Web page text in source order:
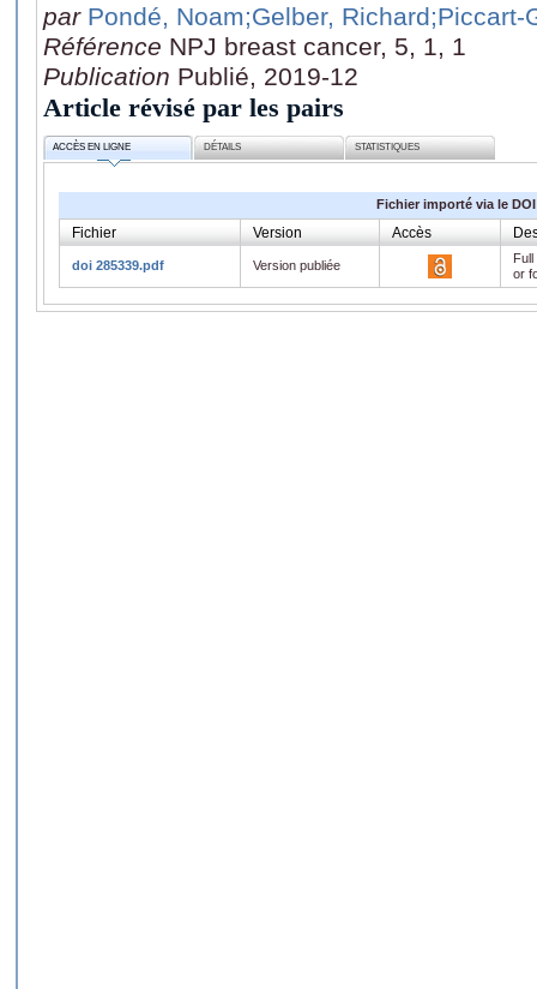
par Pondé, Noam;Gelber, Richard;Piccart-
Référence NPJ breast cancer, 5, 1, 1
Publication Publié, 2019-12
Article révisé par les pairs
ACCÈS EN LIGNE DÉTAILS STATISTIQUES
Fichier importé via le DOI
Fichier Version Accès
doi 285339.pdf Version publiée
or